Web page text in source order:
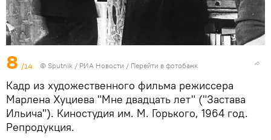
8 /14 © Sputnik / РИА Новости / Перейти в фотобанк
Кадр из художественного фильма режиссера
Марлена Хуциева "Мне двадцать лет" ("Застава
Ильича"). Киностудия им. М. Горького, 1964 год.
Репродукция.